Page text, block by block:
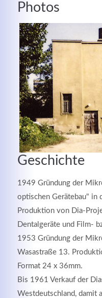
Photos
Geschichte
1949 Gründung der
optischen Gerätebau" in
Produktion von Dia-
Dentalgeräte und Film-
1953 Gründung der
Wasastraße 13.
Format 24 x 36mm.
Bis 1961 Verkauf der
Westdeutschland, damit
Lorem ipsum dolor
elit. Aenean
Lorem ipsum dolor
elit. Aenean